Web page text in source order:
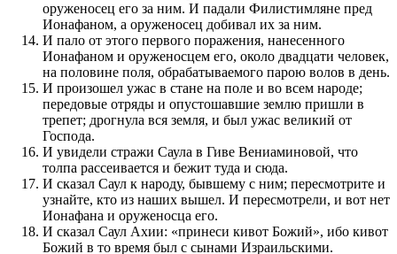
оруженосец его за ним. И падали Филистимляне пред
Ионафаном, а оруженосец добивал их за ним.
И пало от этого первого поражения, нанесенного
Ионафаном и оруженосцем его, около двадцати человек,
на половине поля, обрабатываемого парою волов в день.
И произошел ужас в стане на поле и во всем народе;
передовые отряды и опустошавшие землю пришли в
трепет; дрогнула вся земля, и был ужас великий от
Господа.
И увидели стражи Саула в Гиве Вениаминовой, что
толпа рассеивается и бежит туда и сюда.
И сказал Саул к народу, бывшему с ним; пересмотрите и
узнайте, кто из наших вышел. И пересмотрели, и вот нет
Ионафана и оруженосца его.
И сказал Саул Ахии: «принеси кивот Божий», ибо кивот
Божий в то время был с сынами Израильскими.